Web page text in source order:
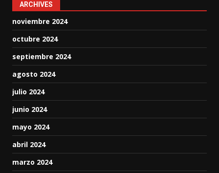
ARCHIVES
noviembre 2024
octubre 2024
septiembre 2024
agosto 2024
julio 2024
junio 2024
mayo 2024
abril 2024
marzo 2024